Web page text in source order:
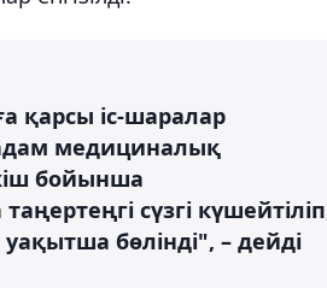
қарсы іс-шаралар
медициналық
бойынша
сүзгі
бөлінді", – дейді